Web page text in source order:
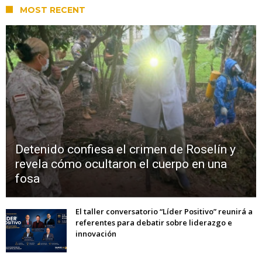
MOST RECENT
Detenido confiesa el crimen de Roselín y
revela cómo ocultaron el cuerpo en una
fosa
El taller conversatorio “Líder Positivo” reunirá a
referentes para debatir sobre liderazgo e
innovación